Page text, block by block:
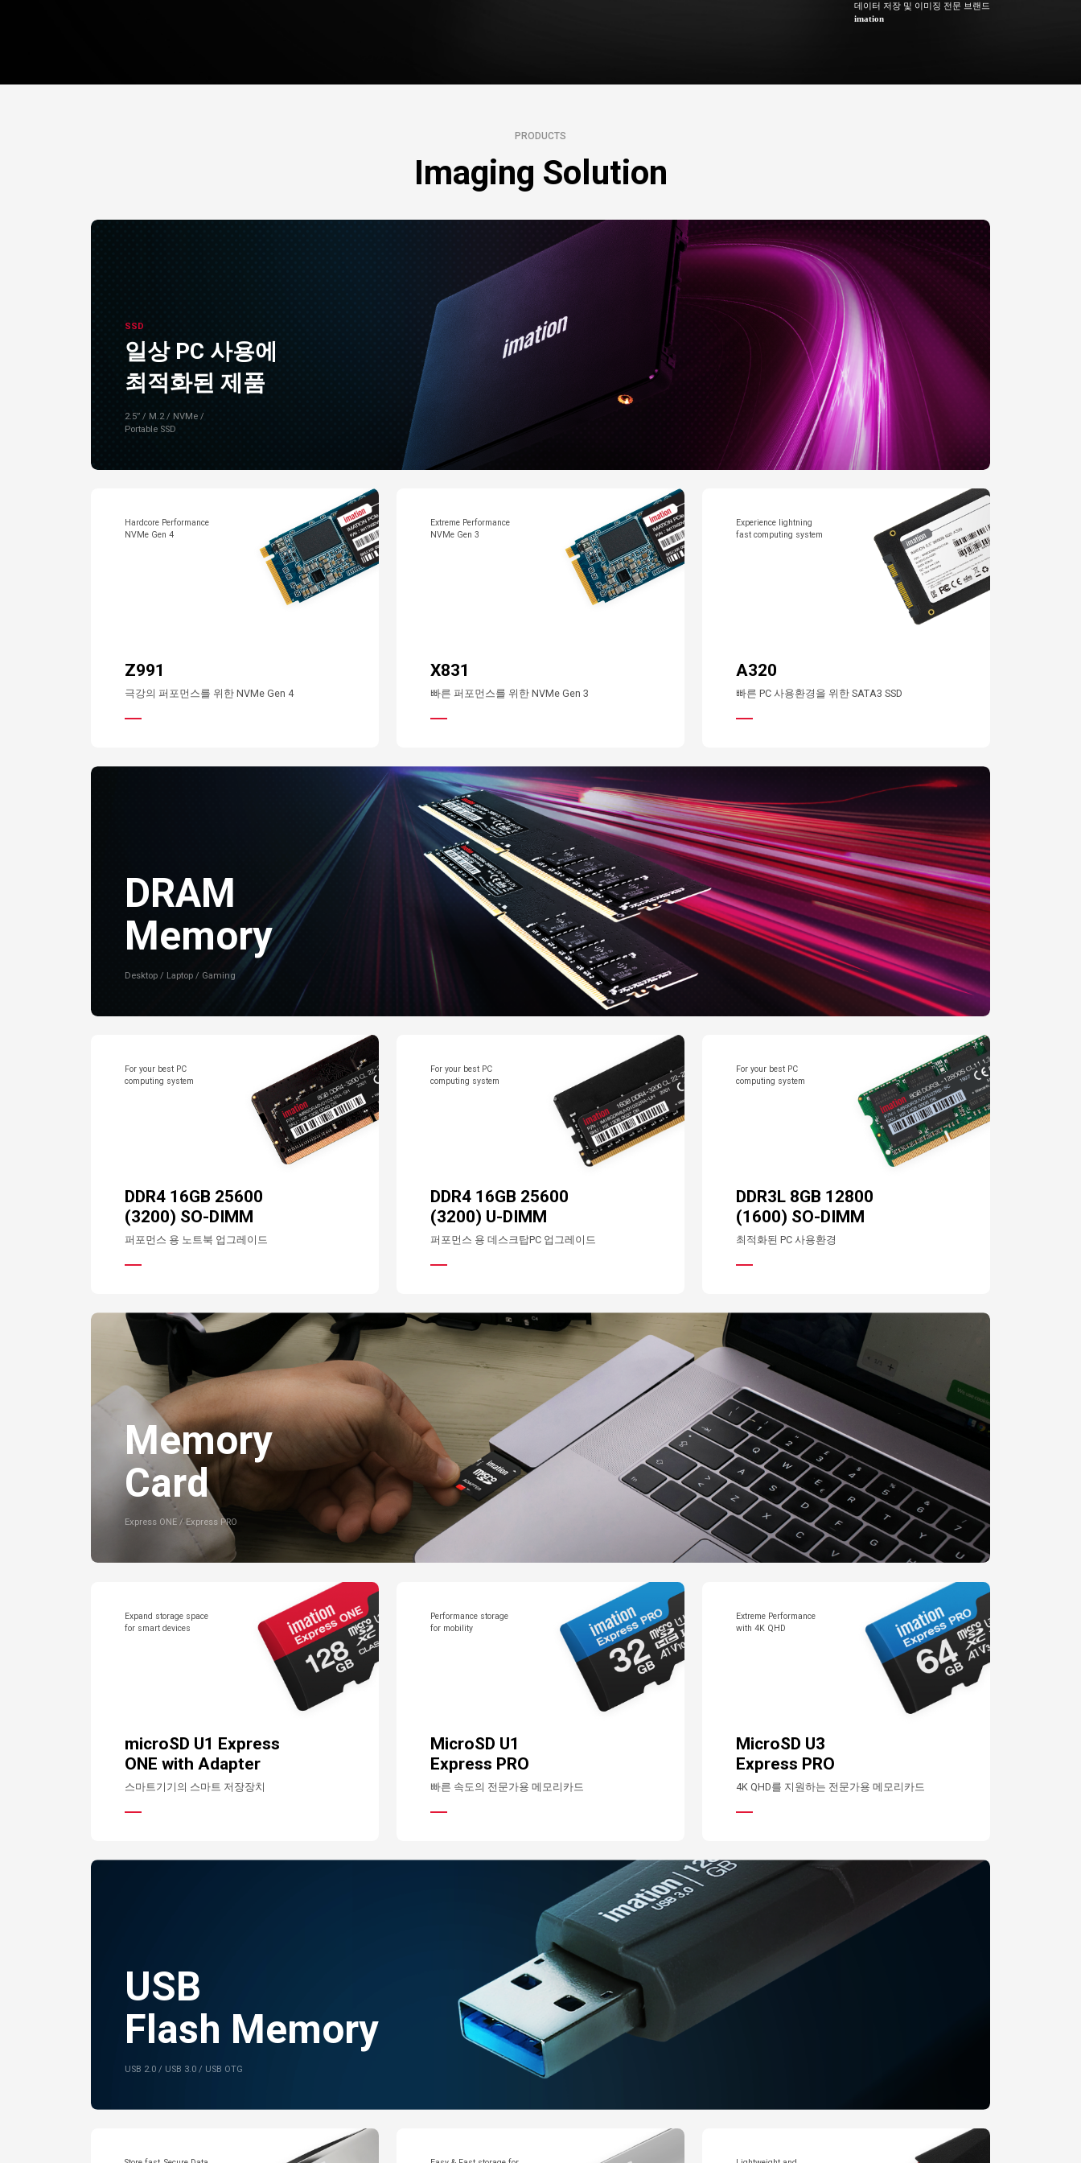
데이터 저장 및 이미징 전문 브랜드
imation
PRODUCTS
Imaging Solution
SSD
일상 PC 사용에
최적화된 제품
2.5” / M.2 / NVMe /
Portable SSD
Hardcore Performance
NVMe Gen 4
Z991
극강의 퍼포먼스를 위한 NVMe Gen 4
Extreme Performance
NVMe Gen 3
X831
빠른 퍼포먼스를 위한 NVMe Gen 3
Experience lightning
fast computing system
A320
빠른 PC 사용환경을 위한 SATA3 SSD
DRAM
Memory
Desktop / Laptop / Gaming
For your best PC
computing system
DDR4 16GB 25600
(3200) SO-DIMM
퍼포먼스 용 노트북 업그레이드
For your best PC
computing system
DDR4 16GB 25600
(3200) U-DIMM
퍼포먼스 용 데스크탑PC 업그레이드
For your best PC
computing system
DDR3L 8GB 12800
(1600) SO-DIMM
최적화된 PC 사용환경
Memory
Card
Express ONE / Express PRO
Expand storage space
for smart devices
microSD U1 Express
ONE with Adapter
스마트기기의 스마트 저장장치
Performance storage
for mobility
MicroSD U1
Express PRO
빠른 속도의 전문가용 메모리카드
Extreme Performance
with 4K QHD
MicroSD U3
Express PRO
4K QHD를 지원하는 전문가용 메모리카드
USB
Flash Memory
USB 2.0 / USB 3.0 / USB OTG